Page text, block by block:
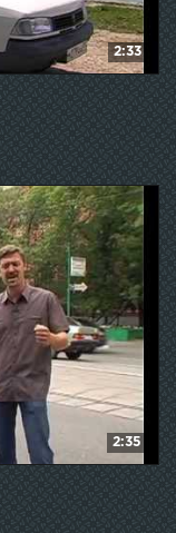
2:33
2:35